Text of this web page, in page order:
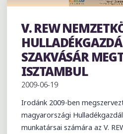
Exhibition
V. REW
SZAKVÁSÁR
ISZTAMBUL
2009-06-19
Irodánk 2009-ben
magyarországi
munkatársai számára az V.